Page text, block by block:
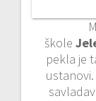
škole
pekla je